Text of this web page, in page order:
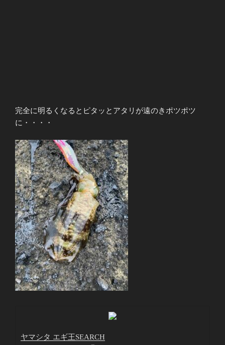
完全に明るくなるとピタッとアタリが遠のきポツポツ
に・・・・
ヤマシタ エギ王SEARCH